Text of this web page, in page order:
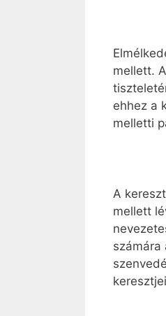
mellett.
ehhez a
melletti
A
mellett
számára